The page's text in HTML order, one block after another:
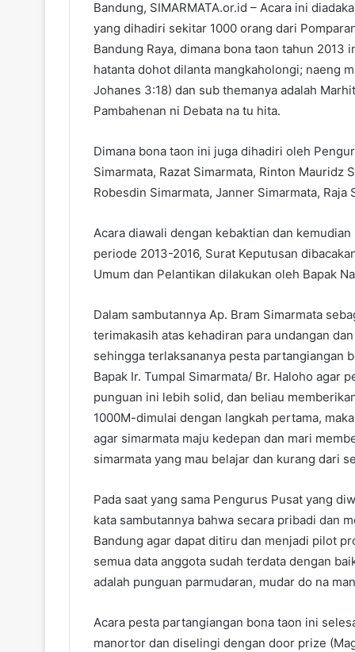
Bandung, SIMARMATA.or.id – Acara ini
yang dihadiri sekitar 1000 orang dari
Bandung Raya, dimana bona taon tahun 2013
hatanta dohot dilanta mangkaholongi; naeng
Johanes 3:18) dan sub themanya adalah
Pambahenan ni Debata na tu hita.
Dimana bona taon ini juga dihadiri oleh
Simarmata, Razat Simarmata, Rinton Mauridz
Robesdin Simarmata, Janner Simarmata, Raja
Acara diawali dengan kebaktian dan
periode 2013-2016, Surat Keputusan
Umum dan Pelantikan dilakukan oleh Bapak
Dalam sambutannya Ap. Bram Simarmata
terimakasih atas kehadiran para undangan
sehingga terlaksananya pesta partangiangan
Bapak Ir. Tumpal Simarmata/ Br. Haloho agar
punguan ini lebih solid, dan beliau
1000M-dimulai dengan langkah pertama,
agar simarmata maju kedepan dan mari
simarmata yang mau belajar dan kurang dari
Pada saat yang sama Pengurus Pusat yang
kata sambutannya bahwa secara pribadi dan
Bandung agar dapat ditiru dan menjadi pilot
semua data anggota sudah terdata dengan
adalah punguan parmudaran, mudar do na
Acara pesta partangiangan bona taon ini
manortor dan diselingi dengan door prize